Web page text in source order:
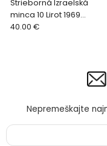
Strieborná Izraelská
minca 10 Lirot 1969
Shalom. Bu pekný stav
40.00 €
Nepremeškajte